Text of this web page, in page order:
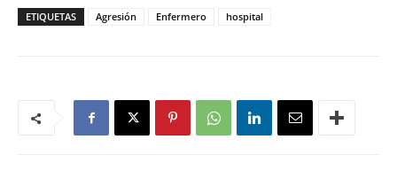
ETIQUETAS Agresión Enfermero hospital